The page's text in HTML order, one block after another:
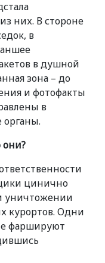
них. В стороне
в
в душной
зона – до
и фотофакты
в
они?
цинично
уничтожении
курортов. Одни
фаршируют